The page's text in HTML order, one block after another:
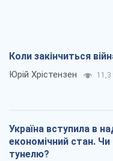
Коли закінчиться
Юрій Хрістензен 11,3
Україна вступила в
економічний стан. Чи
тунелю?